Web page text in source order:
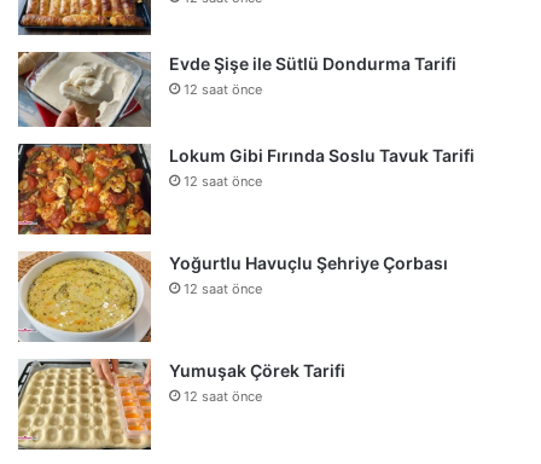
Evde Şişe ile Sütlü Dondurma Tarifi
12 saat önce
Lokum Gibi Fırında Soslu Tavuk Tarifi
12 saat önce
Yoğurtlu Havuçlu Şehriye Çorbası
12 saat önce
Yumuşak Çörek Tarifi
12 saat önce